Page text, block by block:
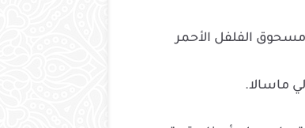
الفلفل الأحمر
ماسالا.